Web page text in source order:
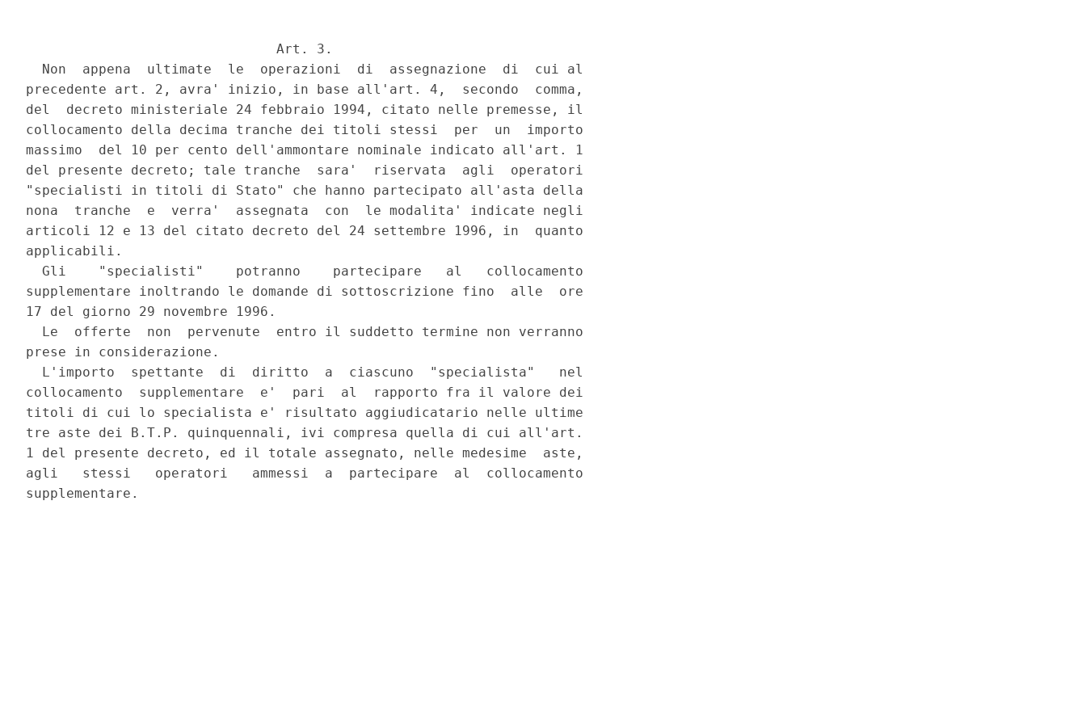
                               Art. 3.
  Non  appena  ultimate  le  operazioni  di  assegnazione  di  cui al
precedente art. 2, avra' inizio, in base all'art. 4,  secondo  comma,
del  decreto ministeriale 24 febbraio 1994, citato nelle premesse, il
collocamento della decima tranche dei titoli stessi  per  un  importo
massimo  del 10 per cento dell'ammontare nominale indicato all'art. 1
del presente decreto; tale tranche  sara'  riservata  agli  operatori
"specialisti in titoli di Stato" che hanno partecipato all'asta della
nona  tranche  e  verra'  assegnata  con  le modalita' indicate negli
articoli 12 e 13 del citato decreto del 24 settembre 1996, in  quanto
applicabili.
  Gli    "specialisti"    potranno    partecipare   al   collocamento
supplementare inoltrando le domande di sottoscrizione fino  alle  ore
17 del giorno 29 novembre 1996.
  Le  offerte  non  pervenute  entro il suddetto termine non verranno
prese in considerazione.
  L'importo  spettante  di  diritto  a  ciascuno  "specialista"   nel
collocamento  supplementare  e'  pari  al  rapporto fra il valore dei
titoli di cui lo specialista e' risultato aggiudicatario nelle ultime
tre aste dei B.T.P. quinquennali, ivi compresa quella di cui all'art.
1 del presente decreto, ed il totale assegnato, nelle medesime  aste,
agli   stessi   operatori   ammessi  a  partecipare  al  collocamento